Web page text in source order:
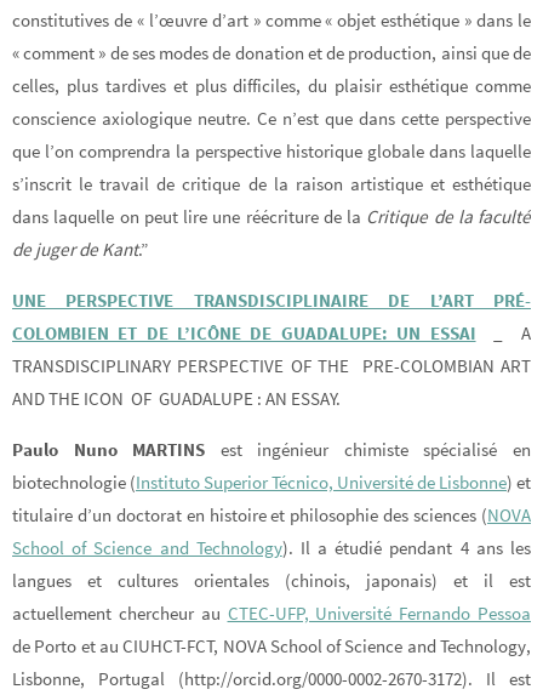
constitutives de « l’œuvre d’art » comme « objet esthétique » dans le
« comment » de ses modes de donation et de production, ainsi que de
celles, plus tardives et plus difficiles, du plaisir esthétique comme
conscience axiologique neutre. Ce n’est que dans cette perspective
que l’on comprendra la perspective historique globale dans laquelle
s’inscrit le travail de critique de la raison artistique et esthétique
dans laquelle on peut lire une réécriture de la Critique de la faculté
de juger de Kant.”
UNE PERSPECTIVE TRANSDISCIPLINAIRE DE L’ART PRÉ-
COLOMBIEN ET DE L’ICÔNE DE GUADALUPE: UN ESSAI _ A
TRANSDISCIPLINARY PERSPECTIVE OF THE PRE-COLOMBIAN ART
AND THE ICON OF GUADALUPE : AN ESSAY.
Paulo Nuno MARTINS est ingénieur chimiste spécialisé en
biotechnologie (Instituto Superior Técnico, Université de Lisbonne) et
titulaire d’un doctorat en histoire et philosophie des sciences (NOVA
School of Science and Technology). Il a étudié pendant 4 ans les
langues et cultures orientales (chinois, japonais) et il est
actuellement chercheur au CTEC-UFP, Université Fernando Pessoa
de Porto et au CIUHCT-FCT, NOVA School of Science and Technology,
Lisbonne, Portugal (http://orcid.org/0000-0002-2670-3172). Il est